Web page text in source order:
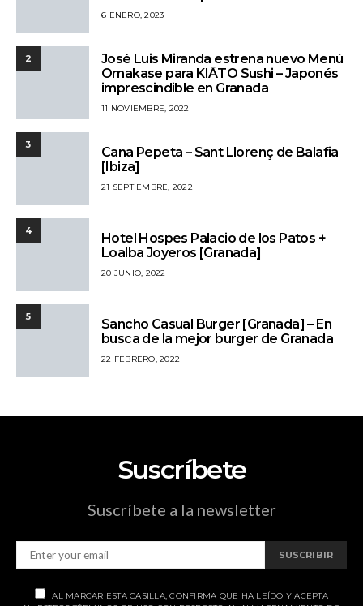
6 ENERO, 2023
2
José Luis Miranda estrena nuevo Menú
Omakase para KIĀTO Sushi – Japonés
imprescindible en Granada
11 NOVIEMBRE, 2022
3
Cana Pepeta – Sant Llorenç de Balafia
[Ibiza]
21 SEPTIEMBRE, 2022
4
Hotel Hospes Palacio de los Patos +
Loalba Joyeros [Granada]
20 JUNIO, 2022
5
Sancho Casual Burger [Granada] – En
busca de la mejor burger de Granada
22 FEBRERO, 2022
Suscríbete
Suscríbete a la newsletter
SUSCRIBIR
AL MARCAR ESTA CASILLA, CONFIRMA QUE HA LEÍDO Y ACEPTA